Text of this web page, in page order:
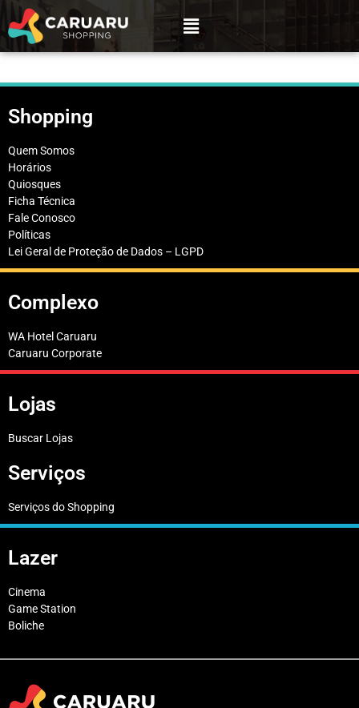
Shopping
Quem Somos
Horários
Quiosques
Ficha Técnica
Fale Conosco
Políticas
Lei Geral de Proteção de Dados – LGPD
Complexo
WA Hotel Caruaru
Caruaru Corporate
Lojas
Buscar Lojas
Serviços
Serviços do Shopping
Lazer
Cinema
Game Station
Boliche